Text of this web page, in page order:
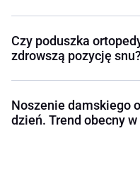
Czy poduszka
zdrowszą pozycję snu?
Noszenie damskiego
dzień. Trend obecny